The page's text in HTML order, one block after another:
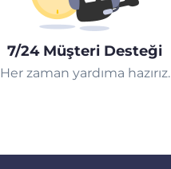
7/24 Müşteri Desteği
Her zaman yardıma hazırız.